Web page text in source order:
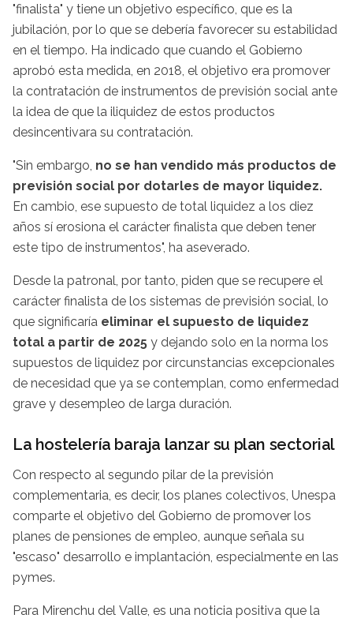
"finalista" y tiene un objetivo específico, que es la
jubilación, por lo que se debería favorecer su estabilidad
en el tiempo. Ha indicado que cuando el Gobierno
aprobó esta medida, en 2018, el objetivo era promover
la contratación de instrumentos de previsión social ante
la idea de que la iliquidez de estos productos
desincentivara su contratación.
"Sin embargo, no se han vendido más productos de
previsión social por dotarles de mayor liquidez.
En cambio, ese supuesto de total liquidez a los diez
años sí erosiona el carácter finalista que deben tener
este tipo de instrumentos", ha aseverado.
Desde la patronal, por tanto, piden que se recupere el
carácter finalista de los sistemas de previsión social, lo
que significaría eliminar el supuesto de liquidez
total a partir de 2025 y dejando solo en la norma los
supuestos de liquidez por circunstancias excepcionales
de necesidad que ya se contemplan, como enfermedad
grave y desempleo de larga duración.
La hostelería baraja lanzar su plan sectorial
Con respecto al segundo pilar de la previsión
complementaria, es decir, los planes colectivos, Unespa
comparte el objetivo del Gobierno de promover los
planes de pensiones de empleo, aunque señala su
"escaso" desarrollo e implantación, especialmente en las
pymes.
Para Mirenchu del Valle, es una noticia positiva que la